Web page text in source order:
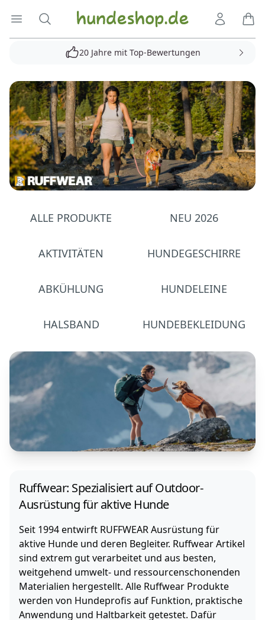
Menü öffnen
Suche Hundeshop.de
20 Jahre mit Top-Bewertungen
ALLE PRODUKTE NEU 2026
AKTIVITÄTEN HUNDEGESCHIRRE
ABKÜHLUNG HUNDELEINE
HALSBAND HUNDEBEKLEIDUNG
Ruffwear: Spezialisiert auf Outdoor-
Ausrüstung für aktive Hunde
Seit 1994 entwirft RUFFWEAR Ausrüstung für
aktive Hunde und deren Begleiter. Ruffwear Artikel
sind extrem gut verarbeitet und aus besten,
weitgehend umwelt- und ressourcenschonenden
Materialien hergestellt. Alle Ruffwear Produkte
werden von Hundeprofis auf Funktion, praktische
Anwendung und Haltbarkeit getestet. Dafür